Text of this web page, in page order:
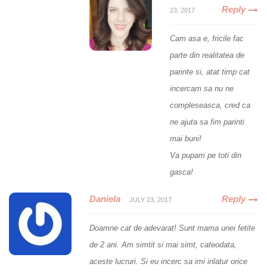
23, 2017 Reply
Cam asa e, fricile fac
parte din realitatea de
parinte si, atat timp cat
incercam sa nu ne
compleseasca, cred ca
ne ajuta sa fim parinti
mai buni!
Va pupam pe toti din
gasca!
Daniela JULY 23, 2017 Reply
Doamne cat de adevarat! Sunt mama unei fetite
de 2 ani. Am simtit si mai simt, cateodata,
aceste lucruri. Si eu incerc sa imi inlatur orice